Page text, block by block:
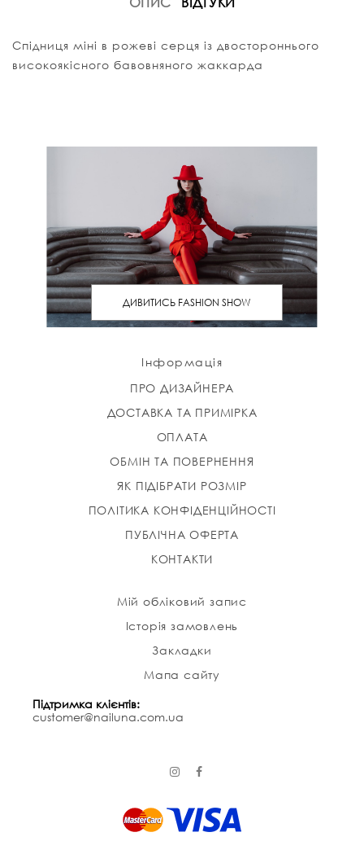
Спідниця міні в рожеві серця із двостороннього
високоякісного бавовняного жаккарда
ДИВИТИСЬ FASHION SHOW
Інформація
ПРО ДИЗАЙНЕРА
ДОСТАВКА ТА ПРИМІРКА
ОПЛАТА
ОБМІН ТА ПОВЕРНЕННЯ
ЯК ПІДІБРАТИ РОЗМІР
ПОЛІТИКА КОНФІДЕНЦІЙНОСТІ
ПУБЛІЧНА ОФЕРТА
КОНТАКТИ
Мій обліковий запис
Історія замовлень
Закладки
Мапа сайту
Підтримка клієнтів:
customer@nailuna.com.ua